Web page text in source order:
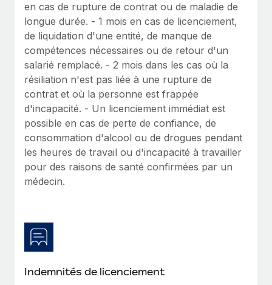
En savoir plus
Comment Phiture gère ses 55 employés
répartis dans 19 pays grâce à Remote
Phiture, un leader notable du conseil en matière de
croissance mobile internationale, encourage les...
En savoir plus
en cas de rupture de contrat ou de maladie de
longue durée. - 1 mois en cas de licenciement,
de liquidation d'une entité, de manque de
compétences nécessaires ou de retour d'un
salarié remplacé. - 2 mois dans les cas où la
résiliation n'est pas liée à une rupture de
contrat et où la personne est frappée
d'incapacité. - Un licenciement immédiat est
possible en cas de perte de confiance, de
consommation d'alcool ou de drogues pendant
les heures de travail ou d'incapacité à travailler
pour des raisons de santé confirmées par un
médecin.
Indemnités de licenciement